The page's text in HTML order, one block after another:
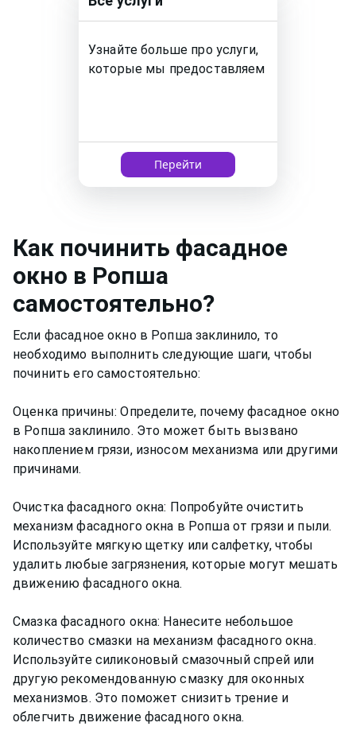
Узнайте больше про услуги,
которые мы предоставляем
Перейти
Как починить фасадное
окно в Ропша
самостоятельно?
Если фасадное окно в Ропша заклинило, то
необходимо выполнить следующие шаги, чтобы
починить его самостоятельно:
Оценка причины: Определите, почему фасадное окно
в Ропша заклинило. Это может быть вызвано
накоплением грязи, износом механизма или другими
причинами.
Очистка фасадного окна: Попробуйте очистить
механизм фасадного окна в Ропша от грязи и пыли.
Используйте мягкую щетку или салфетку, чтобы
удалить любые загрязнения, которые могут мешать
движению фасадного окна.
Смазка фасадного окна: Нанесите небольшое
количество смазки на механизм фасадного окна.
Используйте силиконовый смазочный спрей или
другую рекомендованную смазку для оконных
механизмов. Это поможет снизить трение и
облегчить движение фасадного окна.